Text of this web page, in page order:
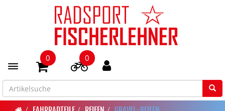
Toggle navigation
0 0